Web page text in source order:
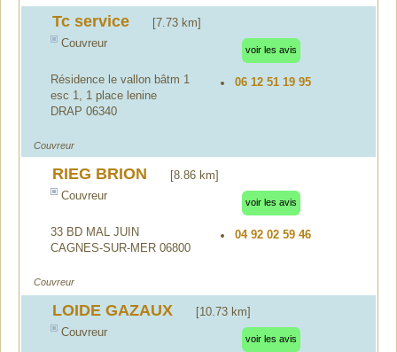
Tc service [7.73 km]
voir les avis
Couvreur
Résidence le vallon bâtm 1
esc 1, 1 place lenine
DRAP 06340
06 12 51 19 95
Couvreur
RIEG BRION [8.86 km]
voir les avis
Couvreur
33 BD MAL JUIN
CAGNES-SUR-MER 06800
04 92 02 59 46
Couvreur
LOIDE GAZAUX [10.73 km]
voir les avis
Couvreur